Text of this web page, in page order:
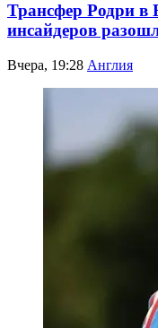
Трансфер Родри в
инсайдеров
Вчера, 19:28 Англия